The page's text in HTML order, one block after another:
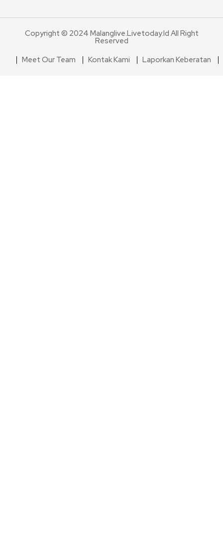
Copyright © 2024 Malanglive.livetoday.id All Right
Reserved
Meet Our Team
Kontak Kami Laporkan Keberatan